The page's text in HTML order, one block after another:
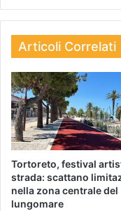
Articoli Correlati
Tortoreto, festival
strada: scattano
nella zona centrale del
lungomare